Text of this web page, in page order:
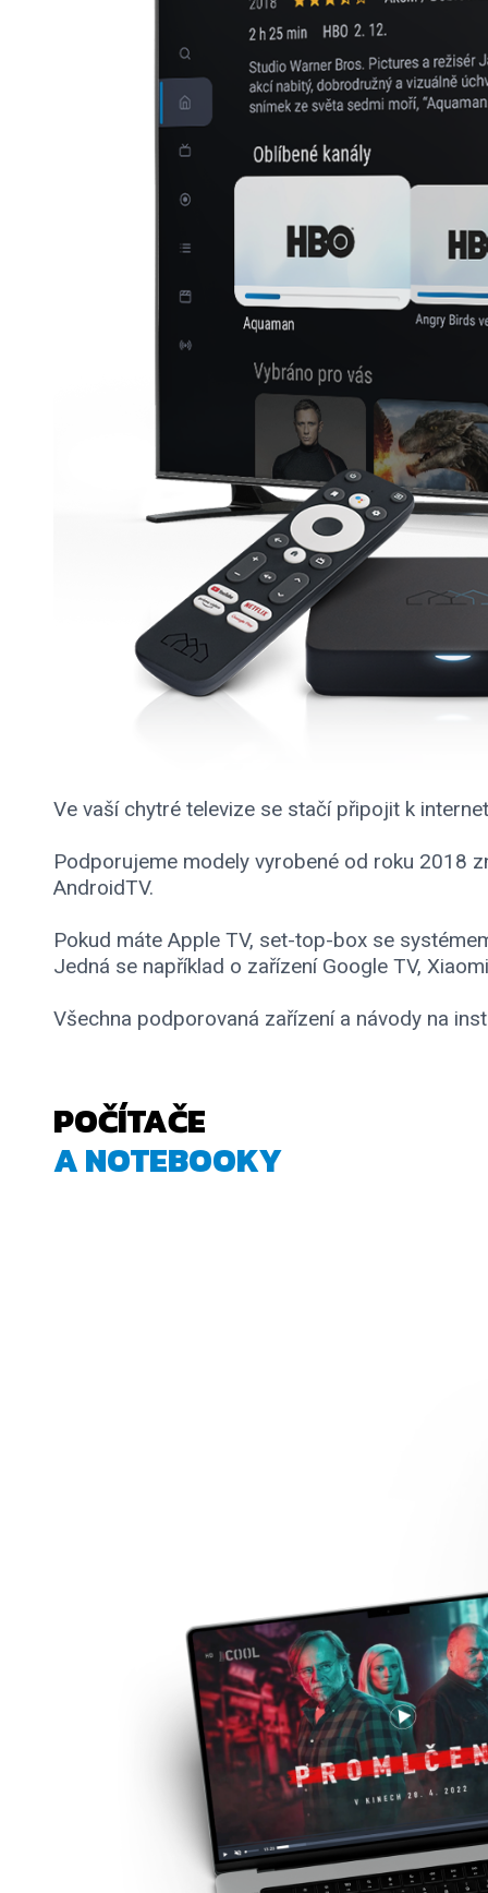
Ve vaší chytré televize se stačí připojit k
Podporujeme modely vyrobené od roku 2018
AndroidTV.
Pokud máte Apple TV, set-top-box se
Jedná se například o zařízení Google TV,
Všechna podporovaná zařízení a návody na
POČÍTAČE
A NOTEBOOKY